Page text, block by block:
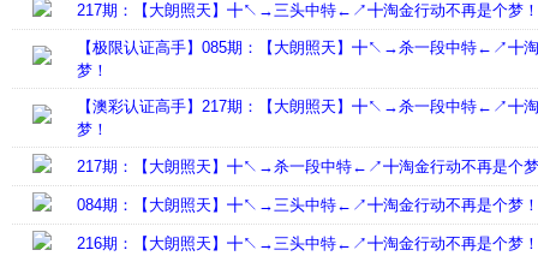
217期：【大朗照天】╋↖→三头中特←↗╋淘金行动不再是个梦！
【极限认证高手】085期：【大朗照天】╋↖→杀一段中特←↗╋淘
梦！
【澳彩认证高手】217期：【大朗照天】╋↖→杀一段中特←↗╋淘
梦！
217期：【大朗照天】╋↖→杀一段中特←↗╋淘金行动不再是个
084期：【大朗照天】╋↖→三头中特←↗╋淘金行动不再是个梦！
216期：【大朗照天】╋↖→三头中特←↗╋淘金行动不再是个梦！